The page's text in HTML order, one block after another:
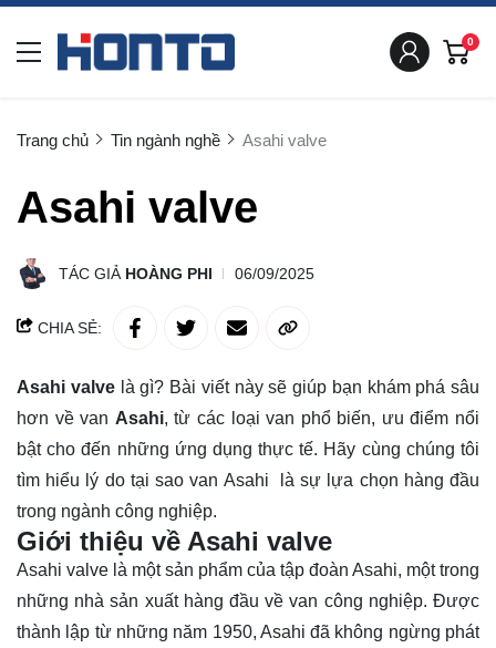
0
Trang chủ Tin ngành nghề Asahi valve
Asahi valve
TÁC GIẢ HOÀNG PHI 06/09/2025
CHIA SẺ:
Asahi valve là gì? Bài viết này sẽ giúp bạn khám phá sâu
hơn về van Asahi, từ các loại van phổ biến, ưu điểm nổi
bật cho đến những ứng dụng thực tế. Hãy cùng chúng tôi
tìm hiểu lý do tại sao van Asahi là sự lựa chọn hàng đầu
trong ngành công nghiệp.
Giới thiệu về Asahi valve
Asahi valve là một sản phẩm của tập đoàn Asahi, một trong
những nhà sản xuất hàng đầu về van công nghiệp. Được
thành lập từ những năm 1950, Asahi đã không ngừng phát